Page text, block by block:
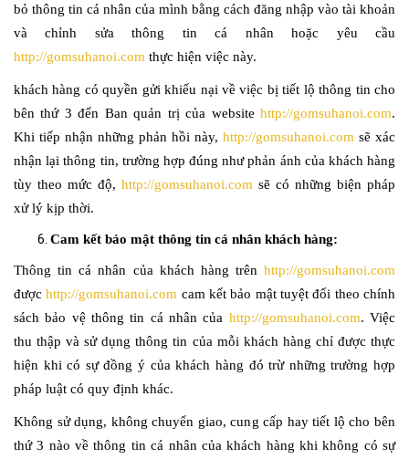
bỏ thông tin cá nhân của mình bằng cách đăng nhập vào tài khoản
và chỉnh sửa thông tin cá nhân hoặc yêu cầu
http://gomsuhanoi.com thực hiện việc này.
khách hàng có quyền gửi khiếu nại về việc bị tiết lộ thông tin cho
bên thứ 3 đến Ban quản trị của website http://gomsuhanoi.com.
Khi tiếp nhận những phản hồi này, http://gomsuhanoi.com sẽ xác
nhận lại thông tin, trường hợp đúng như phản ánh của khách hàng
tùy theo mức độ, http://gomsuhanoi.com sẽ có những biện pháp
xử lý kịp thời.
Cam kết bảo mật thông tin cá nhân khách hàng:
Thông tin cá nhân của khách hàng trên http://gomsuhanoi.com
đượchttp://gomsuhanoi.com cam kết bảo mật tuyệt đối theo chính
sách bảo vệ thông tin cá nhân của http://gomsuhanoi.com. Việc
thu thập và sử dụng thông tin của mỗi khách hàng chỉ được thực
hiện khi có sự đồng ý của khách hàng đó trừ những trường hợp
pháp luật có quy định khác.
Không sử dụng, không chuyển giao, cung cấp hay tiết lộ cho bên
thứ 3 nào về thông tin cá nhân của khách hàng khi không có sự